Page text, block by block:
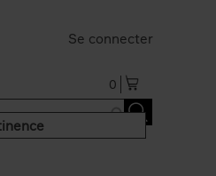
Se connecter
0